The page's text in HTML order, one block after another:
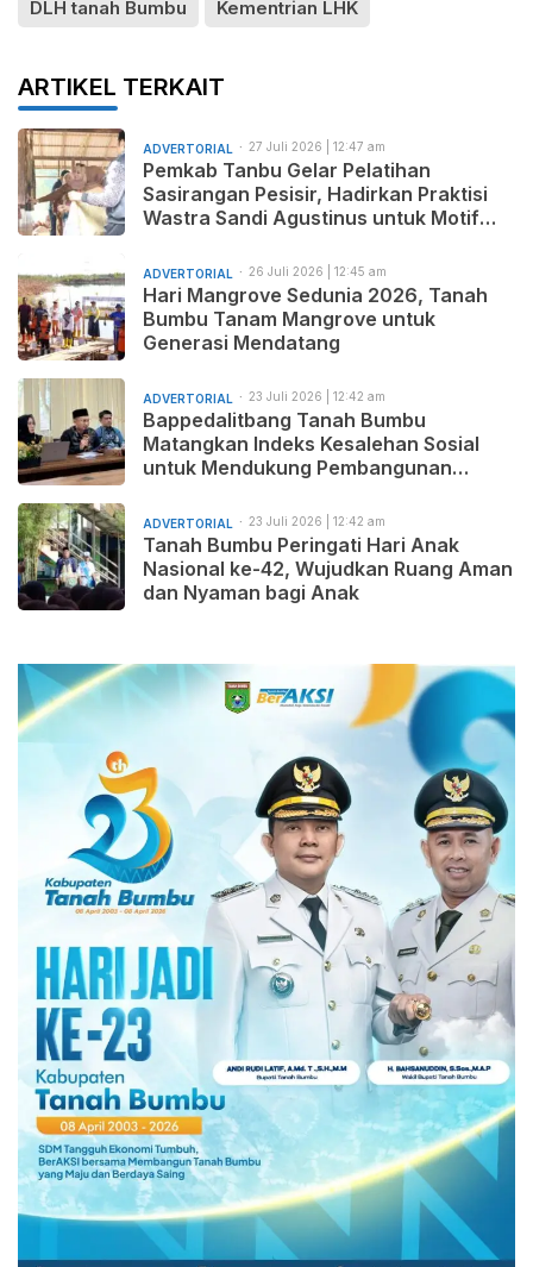
DLH tanah Bumbu Kementrian LHK
ARTIKEL TERKAIT
ADVERTORIAL 27 Juli 2026 | 12:47 am
Pemkab Tanbu Gelar Pelatihan
Sasirangan Pesisir, Hadirkan Praktisi
Wastra Sandi Agustinus untuk Motif
ADVERTORIAL 26 Juli 2026 | 12:45 am
Hari Mangrove Sedunia 2026, Tanah
Bumbu Tanam Mangrove untuk
Generasi Mendatang
ADVERTORIAL 23 Juli 2026 | 12:42 am
Bappedalitbang Tanah Bumbu
Matangkan Indeks Kesalehan Sosial
untuk Mendukung Pembangunan
Beradab
ADVERTORIAL 23 Juli 2026 | 12:42 am
Tanah Bumbu Peringati Hari Anak
Nasional ke-42, Wujudkan Ruang Aman
dan Nyaman bagi Anak